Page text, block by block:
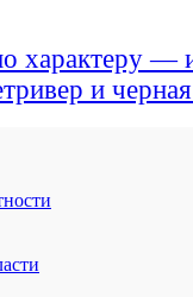
характеру —
и